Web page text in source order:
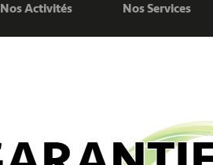
Nos Activités Nos Services